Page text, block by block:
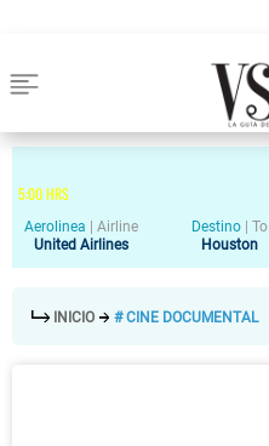
5:00HRS
Aerolinea
Airline
United Airlines
Destino
To
Houston
INICIO # CINE DOCUMENTAL